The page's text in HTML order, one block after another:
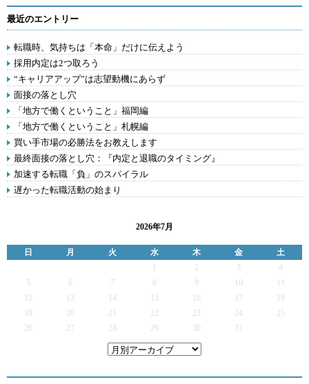
最近のエントリー
転職時、気持ちは「本命」だけに伝えよう
採用内定は2つ取ろう
“キャリアアップ”は志望動機にあらず
面接の落とし穴
「地方で働くということ」福岡編
「地方で働くということ」札幌編
買い手市場の必勝法をお教えします
最終面接の落とし穴：『内定と退職のタイミング』
加速する転職「負」のスパイラル
遅かった転職活動の始まり
2026年7月
日 月 火 水 木 金
土
2 3
4
5
6 7 9
12
13 14 15 16 17
19
20 21 22 23 24
25
26
27 28 29 30 31